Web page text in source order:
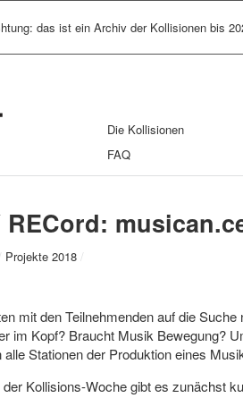
das ist ein Archiv der Kollisionen bis
Die Kollisionen
FAQ
RECord:
/ Projekte 2018 /
mit den Teilnehmenden auf die
im Kopf? Braucht Musik Bewegung?
alle Stationen der Produktion eines
der Kollisions-Woche gibt es zunächst